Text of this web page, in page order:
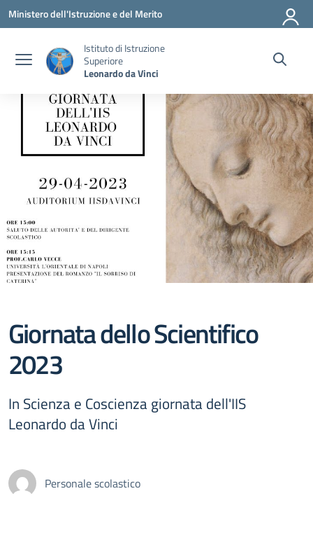
Vai ai contenuti
Vai al menu di navigazione
Vai al footer
Ministero dell'Istruzione e del Merito
Istituto di Istruzione
Superiore
Leonardo da Vinci
Giornata dello Scientifico
2023
In Scienza e Coscienza giornata dell'IIS
Leonardo da Vinci
Personale scolastico